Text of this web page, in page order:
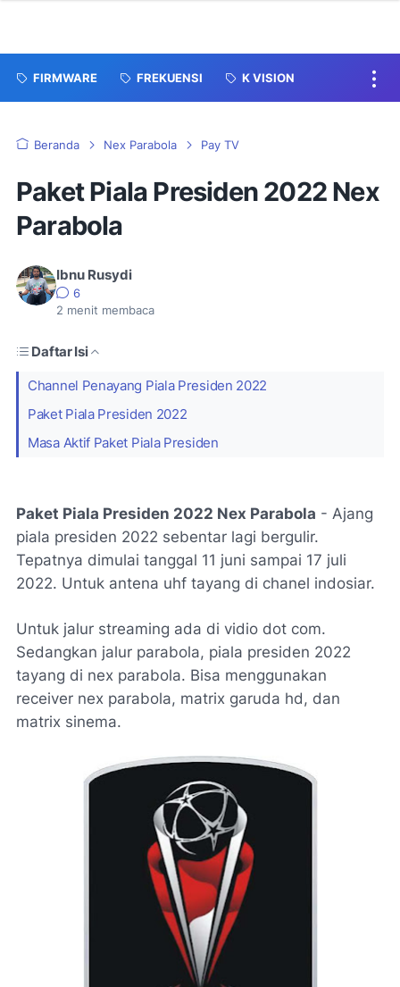
FIRMWARE FREKUENSI K VISION
Beranda Nex Parabola Pay TV
Paket Piala Presiden 2022 Nex
Parabola
Ibnu Rusydi
6
2 menit membaca
Daftar Isi
Channel Penayang Piala Presiden 2022
Paket Piala Presiden 2022
Masa Aktif Paket Piala Presiden
Paket Piala Presiden 2022 Nex Parabola - Ajang
piala presiden 2022 sebentar lagi bergulir.
Tepatnya dimulai tanggal 11 juni sampai 17 juli
2022. Untuk antena uhf tayang di chanel indosiar.
Untuk jalur streaming ada di vidio dot com.
Sedangkan jalur parabola, piala presiden 2022
tayang di nex parabola. Bisa menggunakan
receiver nex parabola, matrix garuda hd, dan
matrix sinema.